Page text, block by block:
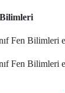
Fen Bilimleri
Fen Bilimleri